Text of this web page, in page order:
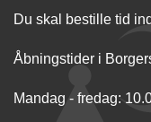
Du skal bestille tid
Åbningstider i
Mandag - fredag: